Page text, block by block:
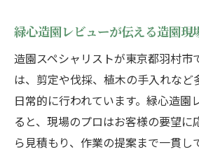
緑心造園レビューが伝える造園現
造園スペシャリストが東京都羽村市
は、剪定や伐採、植木の手入れなど
日常的に行われています。緑心造園
ると、現場のプロはお客様の要望に
ら見積もり、作業の提案まで一貫し